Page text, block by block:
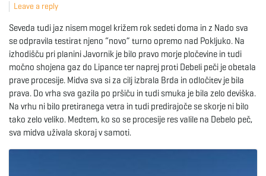
Leave a reply
Seveda tudi jaz nisem mogel križem rok sedeti doma in z Nado sva
se odpravila testirat njeno “novo” turno opremo nad Pokljuko. Na
izhodišču pri planini Javornik je bilo pravo morje pločevine in tudi
močno shojena gaz do Lipance ter naprej proti Debeli peči je obetala
prave procesije. Midva sva si za cilj izbrala Brda in odločitev je bila
prava. Do vrha sva gazila po pršiču in tudi smuka je bila zelo deviška.
Na vrhu ni bilo pretiranega vetra in tudi predirajoče se skorje ni bilo
tako zelo veliko. Medtem, ko so se procesije res valile na Debelo peč,
sva midva uživala skoraj v samoti.